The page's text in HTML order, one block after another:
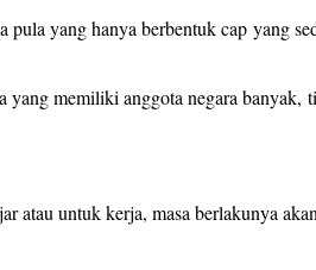
yang hanya berbentuk cap yang
memiliki anggota negara banyak,
atau untuk kerja, masa berlakunya